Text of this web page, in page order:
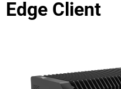
Edge Client